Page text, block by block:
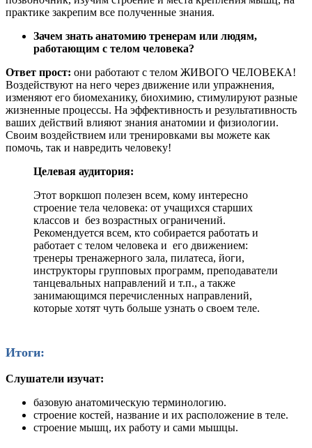
практике закрепим все полученные знания.
Зачем знать анатомию тренерам или людям,
работающим с телом человека?
Ответ прост: они работают с телом ЖИВОГО ЧЕЛОВЕКА!
Воздействуют на него через движение или упражнения,
изменяют его биомеханику, биохимию, стимулируют разные
жизненные процессы. На эффективность и результативность
ваших действий влияют знания анатомии и физиологии.
Своим воздействием или тренировками вы можете как
помочь, так и навредить человеку!
Целевая аудитория:
Этот воркшоп полезен всем, кому интересно
строение тела человека: от учащихся старших
классов и без возрастных ограничений.
Рекомендуется всем, кто собирается работать и
работает с телом человека и его движением:
тренеры тренажерного зала, пилатеса, йоги,
инструкторы групповых программ, преподаватели
танцевальных направлений и т.п., а также
занимающимся перечисленных направлений,
которые хотят чуть больше узнать о своем теле.
Итоги:
Слушатели изучат:
базовую анатомическую терминологию.
строение костей, название и их расположение в теле.
строение мышц, их работу и сами мышцы.